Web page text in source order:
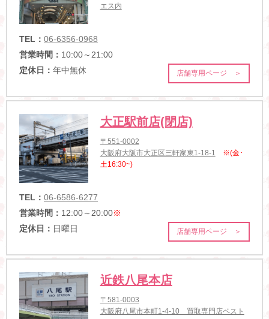
エス内
TEL： 06-6356-0968
営業時間： 10:00～21:00
定休日： 年中無休 店舗専用ページ ＞
大正駅前店(閉店)
〒551-0002
大阪府大阪市大正区三軒家東1-18-1
※(金･
土16:30~)
TEL： 06-6586-6277
営業時間： 12:00～20:00※
定休日： 日曜日 店舗専用ページ ＞
近鉄八尾本店
〒581-0003
大阪府八尾市本町1-4-10 買取専門店ベスト